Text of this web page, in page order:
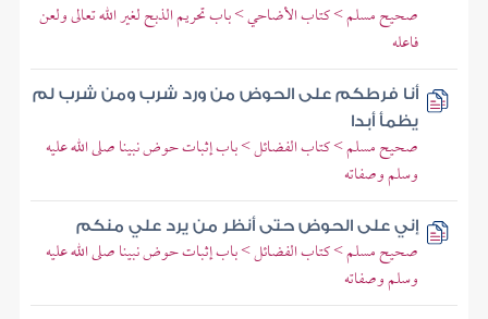
صحيح مسلم > كتاب الأضاحي > باب تحريم الذبح لغير الله تعالى ولعن
فاعله
أنا فرطكم على الحوض من ورد شرب ومن شرب لم
يظمأ أبدا
صحيح مسلم > كتاب الفضائل > باب إثبات حوض نبينا صلى الله عليه
وسلم وصفاته
إني على الحوض حتى أنظر من يرد علي منكم
صحيح مسلم > كتاب الفضائل > باب إثبات حوض نبينا صلى الله عليه
وسلم وصفاته